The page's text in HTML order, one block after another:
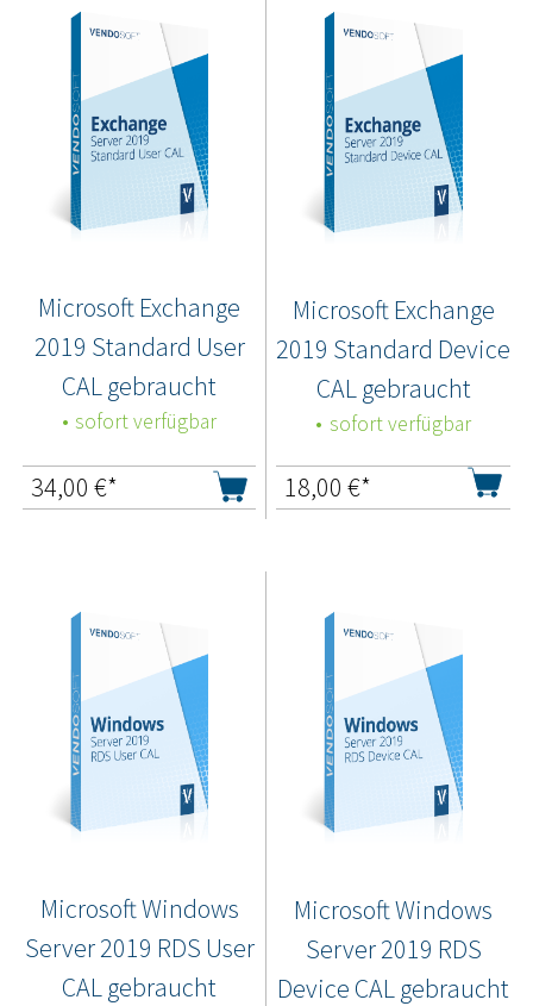
Microsoft Exchange
2019 Standard User
CAL gebraucht
sofort verfügbar
34,00 €*
Microsoft Exchange
2019 Standard Device
CAL gebraucht
sofort verfügbar
18,00 €*
Microsoft Windows
Server 2019 RDS User
CAL gebraucht
Microsoft Windows
Server 2019 RDS
Device CAL gebraucht